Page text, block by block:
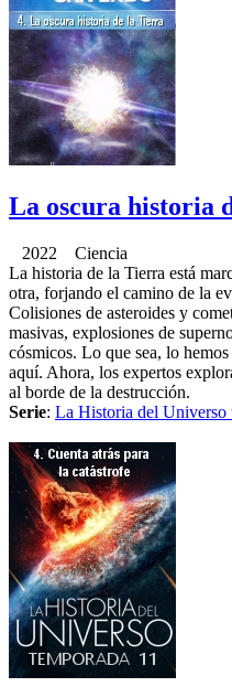
La oscura historia
2022 Ciencia
La historia de la Tierra está
otra, forjando el camino de la
Colisiones de asteroides y
masivas, explosiones de
cósmicos. Lo que sea, lo
aquí. Ahora, los expertos
al borde de la destrucción.
Serie: La Historia del Universo